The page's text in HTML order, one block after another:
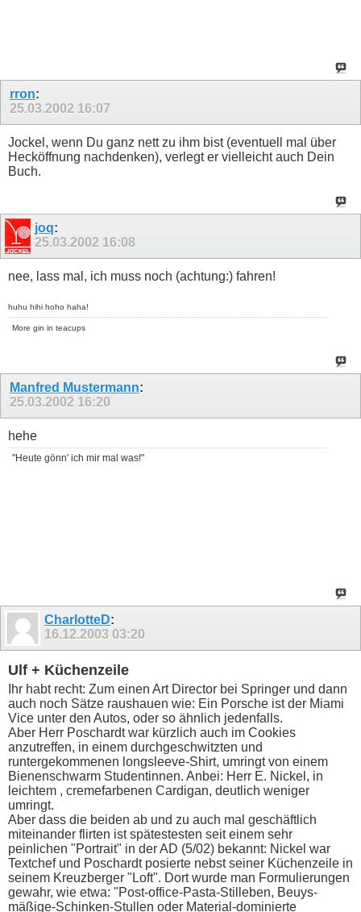
rron:
25.03.2002 16:07
Jockel, wenn Du ganz nett zu ihm bist (eventuell mal über
Hecköffnung nachdenken), verlegt er vielleicht auch Dein
Buch.
joq:
25.03.2002 16:08
nee, lass mal, ich muss noch (achtung:) fahren!
huhu hihi hoho haha!
More gin in teacups
Manfred Mustermann:
25.03.2002 16:20
hehe
"Heute gönn' ich mir mal was!"
CharlotteD:
16.12.2003 03:20
Ulf + Küchenzeile
Ihr habt recht: Zum einen Art Director bei Springer und dann
auch noch Sätze raushauen wie: Ein Porsche ist der Miami
Vice unter den Autos, oder so ähnlich jedenfalls.
Aber Herr Poschardt war kürzlich auch im Cookies
anzutreffen, in einem durchgeschwitzten und
runtergekommenen longsleeve-Shirt, umringt von einem
Bienenschwarm Studentinnen. Anbei: Herr E. Nickel, in
leichtem , cremefarbenen Cardigan, deutlich weniger
umringt.
Aber dass die beiden ab und zu auch mal geschäftlich
miteinander flirten ist spätestesten seit einem sehr
peinlichen "Portrait" in der AD (5/02) bekannt: Nickel war
Textchef und Poschardt posierte nebst seiner Küchenzeile in
seinem Kreuzberger "Loft". Dort wurde man Formulierungen
gewahr, wie etwa: "Post-office-Pasta-Stilleben, Beuys-
mäßige-Schinken-Stullen oder Material-dominierte